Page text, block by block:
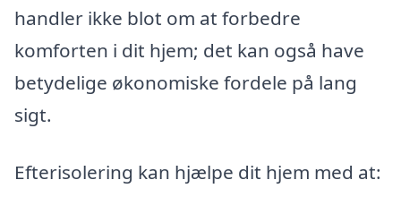
handler ikke blot om at forbedre
komforten i dit hjem; det kan også have
betydelige økonomiske fordele på lang
sigt.
Efterisolering kan hjælpe dit hjem med at: